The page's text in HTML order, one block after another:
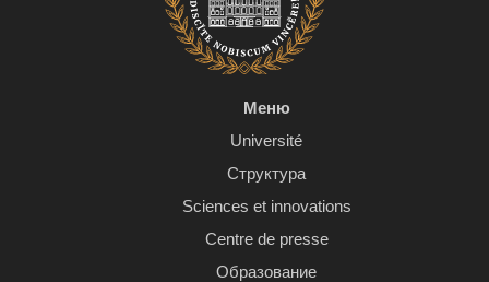
Меню
Université
Структура
Sciences et innovations
Centre de presse
Образование